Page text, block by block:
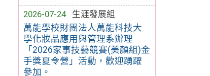
2026-07-24
生涯發展組
萬能學校財團法人萬能科技大
學化妝品應用與管理系辦理
「2026家事技藝競賽(美顏組)金
手獎夏令營」活動，歡迎踴躍
參加。